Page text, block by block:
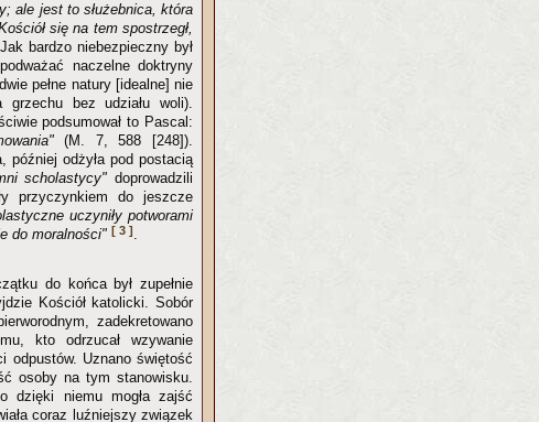
ale jest to służebnica, która
się na tem spostrzegł,
bardzo niebezpieczny był
naczelne doktryny
pełne natury [idealne] nie
bez udziału woli).
podsumował to Pascal:
(M. 7, 588 [248]).
później odżyła pod postacią
scholastycy"doprowadzili
przyczynkiem do jeszcze
uczyniły potworami
do moralności" [ 3 ] .
do końca był zupełnie
Kościół katolicki. Sobór
zadekretowano
kto odrzucał wzywanie
Uznano świętość
osoby na tym stanowisku.
dzięki niemu mogła zajść
coraz luźniejszy związek